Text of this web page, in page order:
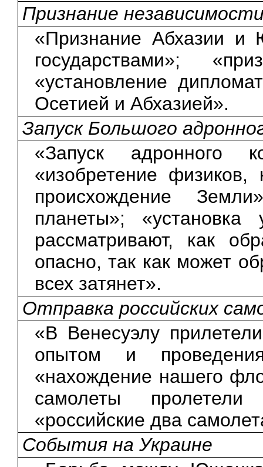
Признание
«Признание Абхазии и
государствами»;
«установление
Осетией и Абхазией».
Запуск Большого
«Запуск адронного
«изобретение физиков,
происхождение
планеты»; «установка
рассматривают, как
опасно, так как может
всех затянет».
Отправка российских
«В Венесуэлу
опытом и
«нахождение нашего
самолеты
«российские два
События на Украине